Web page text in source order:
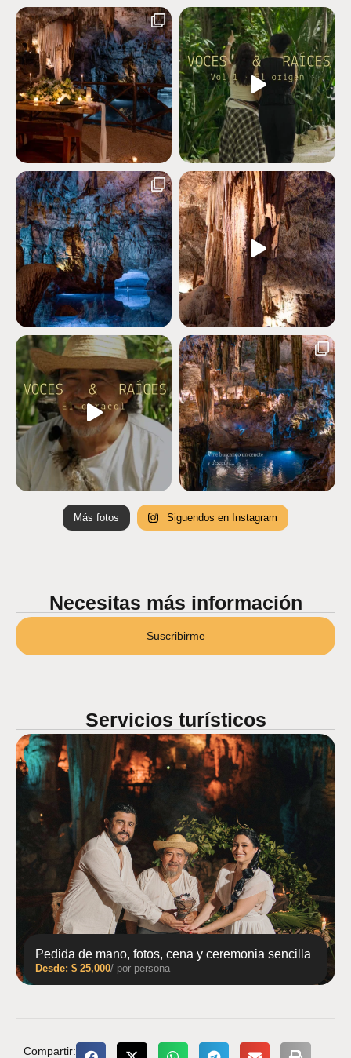
Más fotos Siguendos en Instagram
Necesitas más información
Suscribirme
Servicios turísticos
Pedida de mano, fotos, cena y ceremonia sencilla
Desde: $ 25,000/ por persona
Compartir: